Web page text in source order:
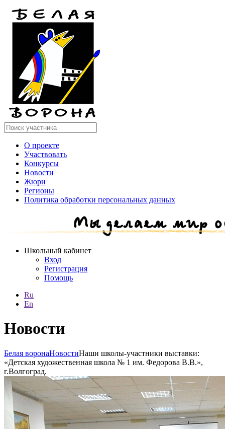
О проекте
Участвовать
Конкурсы
Новости
Жюри
Регионы
Политика обработки персональных данных
Школьный кабинет
Вход
Регистрация
Помощь
Ru
En
Новости
Белая воронаНовостиНаши школы-участники выставки:
«Детская художественная школа № 1 им. Федорова В.В.»,
г.Волгоград.